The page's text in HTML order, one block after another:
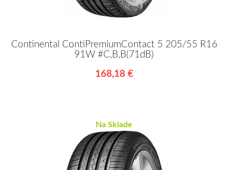
Continental ContiPremiumContact 5 205/55 R16
91W #C,B,B(71dB)
168,18 €
Na Sklade